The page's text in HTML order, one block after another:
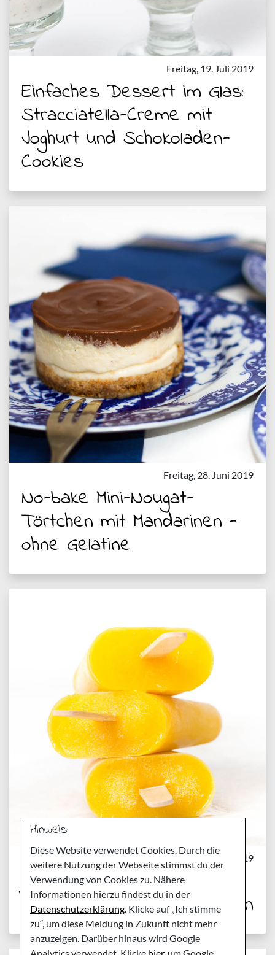
Freitag, 19. Juli 2019
Einfaches Dessert im Glas:
Stracciatella-Creme mit
Joghurt und Schokoladen-
Cookies
Freitag, 28. Juni 2019
No-bake Mini-Nougat-
Törtchen mit Mandarinen -
ohne Gelatine
Sonntag, 23. Juni 2019
gesundes Mango-Orangen-
Eis am Stiel – nur 3 Zutaten
Hinweis:
Diese Website verwendet Cookies. Durch die
weitere Nutzung der Webseite stimmst du der
Verwendung von Cookies zu. Nähere
Informationen hierzu findest du in der
Datenschutzerklärung. Klicke auf „Ich stimme
zu“, um diese Meldung in Zukunft nicht mehr
anzuzeigen. Darüber hinaus wird Google